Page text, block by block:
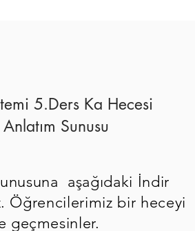
5.Ders Ka Hecesi
Sunusu
aşağıdaki İndir
Öğrencilerimiz bir heceyi
geçmesinler.